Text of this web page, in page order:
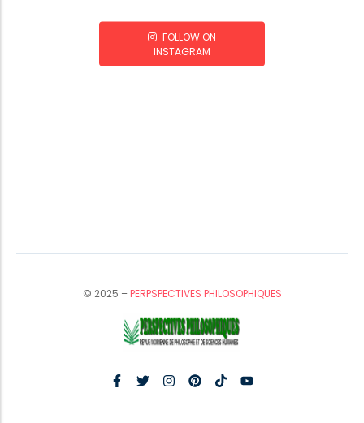
FOLLOW ON
INSTAGRAM
© 2025 –PERPSPECTIVES PHILOSOPHIQUES